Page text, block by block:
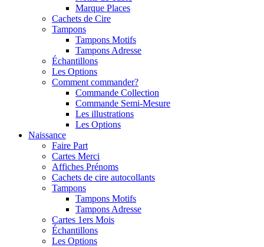
Marque Places
Cachets de Cire
Tampons
Tampons Motifs
Tampons Adresse
Échantillons
Les Options
Comment commander?
Commande Collection
Commande Semi-Mesure
Les illustrations
Les Options
Naissance
Faire Part
Cartes Merci
Affiches Prénoms
Cachets de cire autocollants
Tampons
Tampons Motifs
Tampons Adresse
Cartes 1ers Mois
Échantillons
Les Options